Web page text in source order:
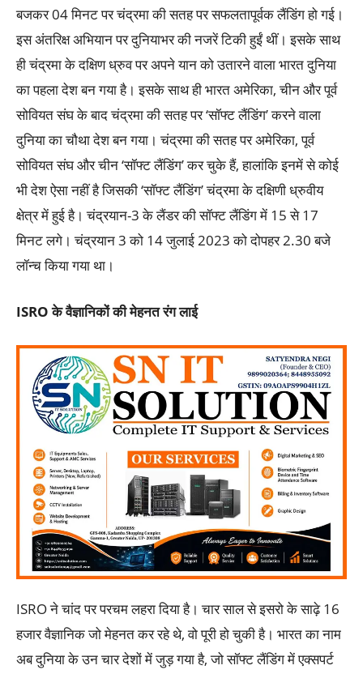
बजकर 04 मिनट पर चंद्रमा की सतह पर सफलतापूर्वक लैंडिंग हो गई।
इस अंतरिक्ष अभियान पर दुनियाभर की नजरें टिकी हुईं थीं। इसके साथ
ही चंद्रमा के दक्षिण ध्रुव पर अपने यान को उतारने वाला भारत दुनिया
का पहला देश बन गया है। इसके साथ ही भारत अमेरिका, चीन और पूर्व
सोवियत संघ के बाद चंद्रमा की सतह पर ‘सॉफ्ट लैंडिंग’ करने वाला
दुनिया का चौथा देश बन गया। चंद्रमा की सतह पर अमेरिका, पूर्व
सोवियत संघ और चीन ‘सॉफ्ट लैंडिंग’ कर चुके हैं, हालांकि इनमें से कोई
भी देश ऐसा नहीं है जिसकी ‘सॉफ्ट लैंडिंग’ चंद्रमा के दक्षिणी ध्रुवीय
क्षेत्र में हुई है। चंद्रयान-3 के लैंडर की सॉफ्ट लैंडिंग में 15 से 17
मिनट लगे। चंद्रयान 3 को 14 जुलाई 2023 को दोपहर 2.30 बजे
लॉन्च किया गया था।
ISROके वैज्ञानिकों की मेहनत रंग लाई
ISRO ने चांद पर परचम लहरा दिया है। चार साल से इसरो के साढ़े 16
हजार वैज्ञानिक जो मेहनत कर रहे थे, वो पूरी हो चुकी है। भारत का नाम
अब दुनिया के उन चार देशों में जुड़ गया है, जो सॉफ्ट लैंडिंग में एक्सपर्ट